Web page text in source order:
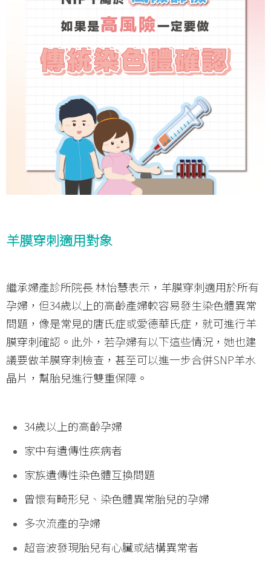
羊膜穿刺適用對象
繼承婦產診所院長 林怡慧表示，羊膜穿刺適用於所有
孕婦，但34歲以上的高齡產婦較容易發生染色體異常
問題，像是常見的唐氏症或愛德華氏症，就可進行羊
膜穿刺確認。此外，若孕婦有以下這些情況，她也建
議要做羊膜穿刺檢查，甚至可以進一步合併SNP羊水
晶片，幫胎兒進行雙重保障。
34歲以上的高齡孕婦
家中有遺傳性疾病者
家族遺傳性染色體互換問題
曾懷有畸形兒、染色體異常胎兒的孕婦
多次流產的孕婦
超音波發現胎兒有心臟或結構異常者